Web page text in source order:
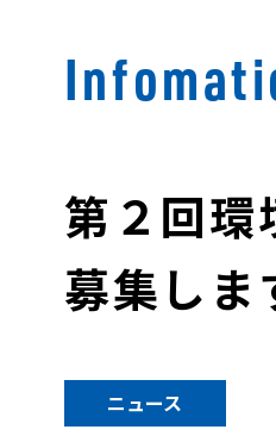
第２回環
募集しま
ニュース